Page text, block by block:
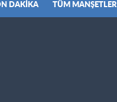
DAKIKA TÜM MANŞETLER